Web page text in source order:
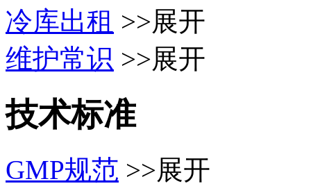
冷库出租 >>展开
维护常识 >>展开
技术标准
GMP规范 >>展开